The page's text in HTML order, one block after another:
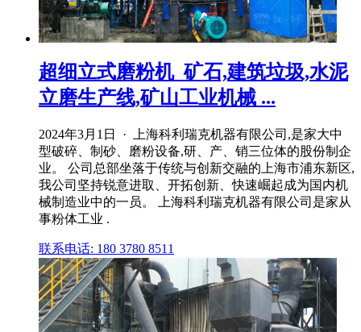
超细立式磨粉机_矿石,建筑垃圾,水泥
立磨生产线,矿山工业机械 ...
2024年3月1日 · 上海科利瑞克机器有限公司,是家大中
型破碎、制砂、磨粉设备,研、产、销三位体的股份制企
业。 公司总部坐落于传统与创新交融的上海市浦东新区,
我公司坚持锐意进取、开拓创新、快速崛起成为国内机
械制造业中的一员。 上海科利瑞克机器有限公司是家从
事粉体工业 .
联系电话: 180 3780 8511